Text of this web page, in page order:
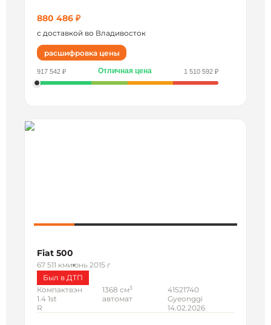
880 486 ₽
с доставкой во Владивосток
расшифровка цены
917 542 ₽ Отличная цена 1 510 592 ₽
Fiat 500
67 511 кмиюнь 2015 г
Был в ДТП
Компактвэн
1.4 1st
R
1368 см3
автомат
41521740
Gyeonggi
14.02.2026